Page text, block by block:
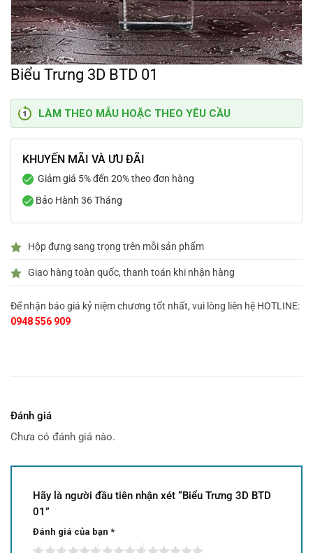
Biểu Trưng 3D BTD 01
LÀM THEO MẪU HOẶC THEO YÊU CẦU
KHUYẾN MÃI VÀ ƯU ĐÃI
Giảm giá 5% đến 20% theo đơn hàng
Bảo Hành 36 Tháng
Hộp đựng sang trọng trên mỗi sản phẩm
Giao hàng toàn quốc, thanh toán khi nhận hàng
Để nhận báo giá kỷ niệm chương tốt nhất, vui lòng liên hệ HOTLINE:
0948 556 909
Đánh giá
Chưa có đánh giá nào.
Hãy là người đầu tiên nhận xét “Biểu Trưng 3D BTD
01”
Đánh giá của bạn *